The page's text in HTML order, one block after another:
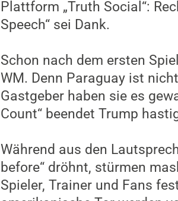
Plattform „Truth Social“:
Speech“ sei Dank.
Schon nach dem ersten
WM. Denn Paraguay ist
Gastgeber haben sie es
Count“ beendet Trump
Während aus den
before“ dröhnt, stürmen
Spieler, Trainer und Fans